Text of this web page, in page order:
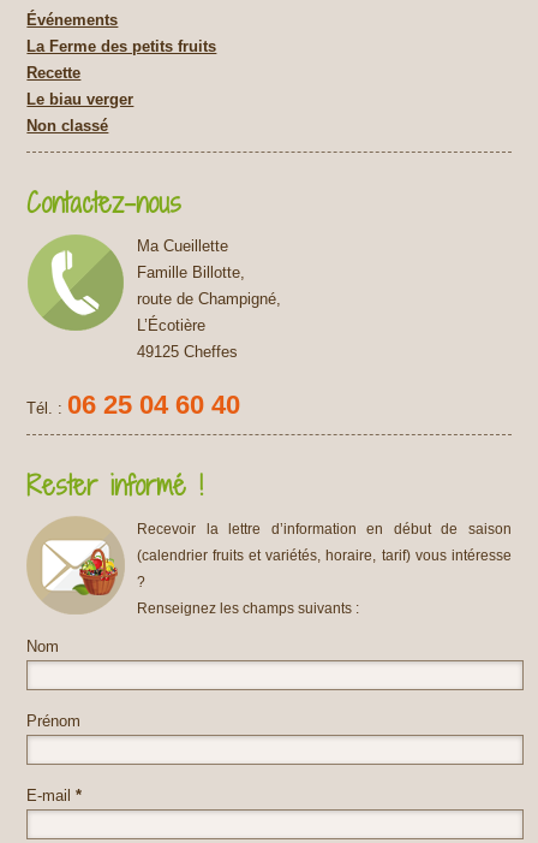
Événements
La Ferme des petits fruits
Recette
Le biau verger
Non classé
Contactez-nous
Ma Cueillette
Famille Billotte,
route de Champigné,
L’Écotière
49125 Cheffes
Tél. : 06 25 04 60 40
Rester informé !
Recevoir la lettre d’information en début de saison
(calendrier fruits et variétés, horaire, tarif) vous intéresse
?
Renseignez les champs suivants :
Nom
Prénom
E-mail*